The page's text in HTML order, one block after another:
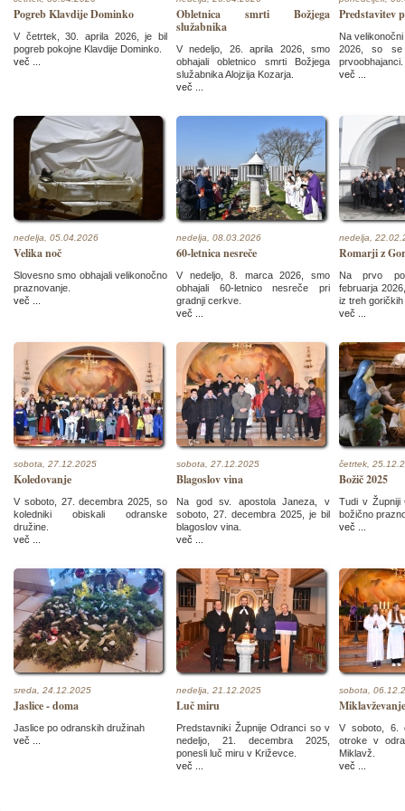
Pogreb Klavdije Dominko
V četrtek, 30. aprila 2026, je bil
pogreb pokojne Klavdije Dominko.
več ...
Obletnica smrti Božjega
služabnika
V nedeljo, 26. aprila 2026, smo
obhajali obletnico smrti Božjega
služabnika Alojzija Kozarja.
več ...
Predstavitev
Na
2026, so se
prvoobhajanci.
več ...
nedelja, 05.04.2026
Velika noč
Slovesno smo obhajali velikonočno
praznovanje.
več ...
nedelja, 08.03.2026
60-letnica nesreče
V nedeljo, 8. marca 2026, smo
obhajali 60-letnico nesreče pri
gradnji cerkve.
več ...
nedelja,
Romarji z
Na prvo
februarja
iz treh goričkih
več ...
sobota, 27.12.2025
Koledovanje
V soboto, 27. decembra 2025, so
koledniki obiskali odranske
družine.
več ...
sobota, 27.12.2025
Blagoslov vina
Na god sv. apostola Janeza, v
soboto, 27. decembra 2025, je bil
blagoslov vina.
več ...
četrtek,
Božič 2025
Tudi v Župniji
božično
več ...
sreda, 24.12.2025
Jaslice - doma
Jaslice po odranskih družinah
več ...
nedelja, 21.12.2025
Luč miru
Predstavniki Župnije Odranci so v
nedeljo, 21. decembra 2025,
ponesli luč miru v Križevce.
več ...
sobota,
Miklavževanje
V soboto, 6.
otroke v
Miklavž.
več ...